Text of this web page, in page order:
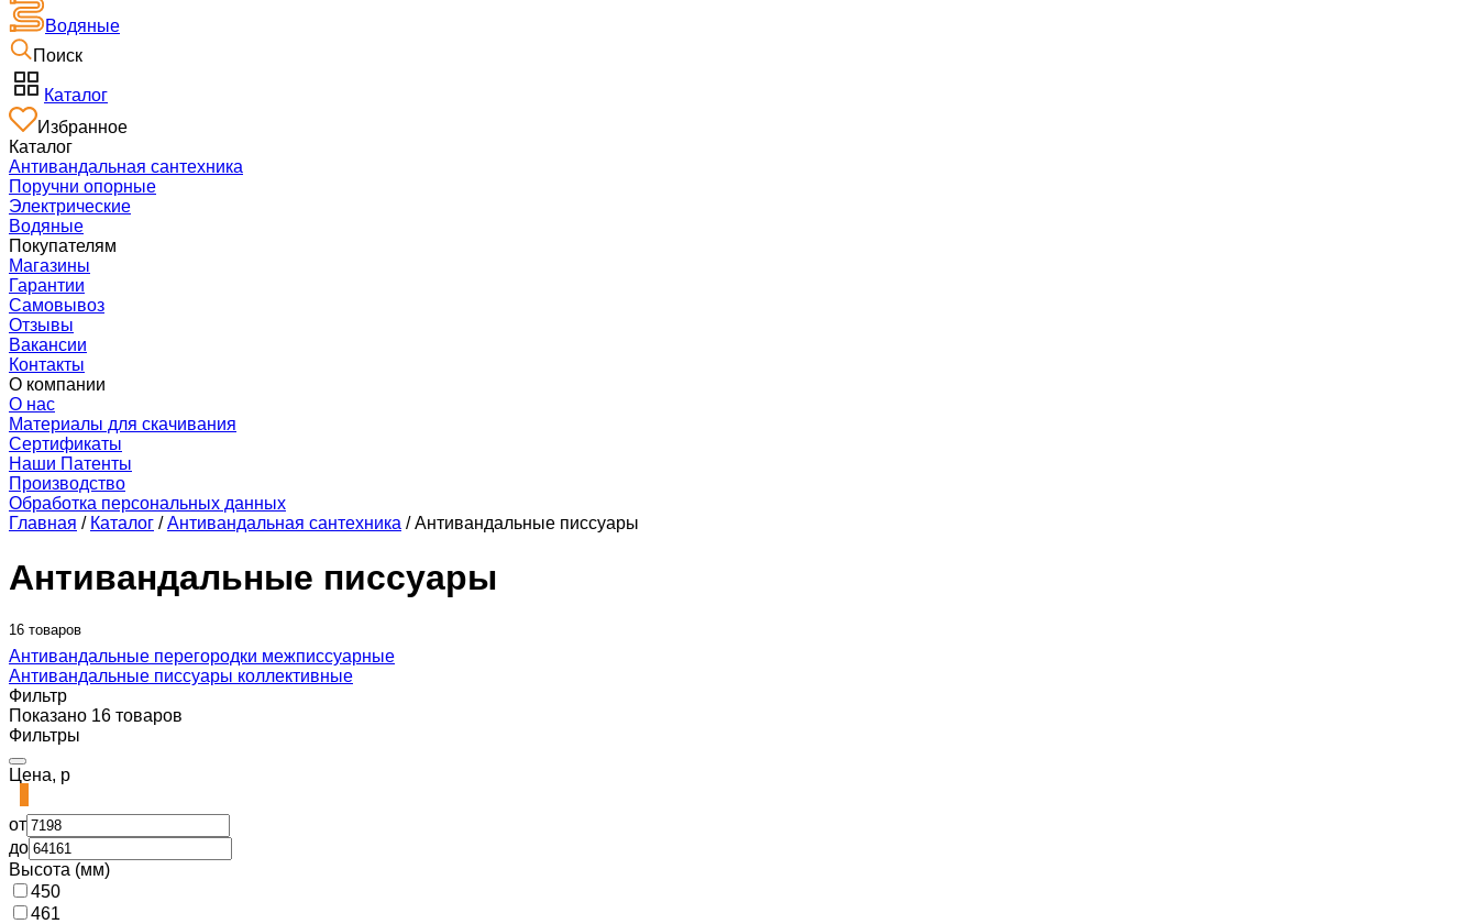
Водяные
Поиск
Каталог
Избранное
Каталог
Антивандальная сантехника
Поручни опорные
Электрические
Водяные
Покупателям
Магазины
Гарантии
Самовывоз
Отзывы
Вакансии
Контакты
О компании
О нас
Материалы для скачивания
Сертификаты
Наши Патенты
Производство
Обработка персональных данных
Главная / Каталог / Антивандальная сантехника / Антивандальные писсуары
Антивандальные писсуары
16 товаров
Антивандальные перегородки межписсуарные
Антивандальные писсуары коллективные
Фильтр
Показано 16 товаров
Фильтры
Цена, р
от
до
Высота (мм)
450
461